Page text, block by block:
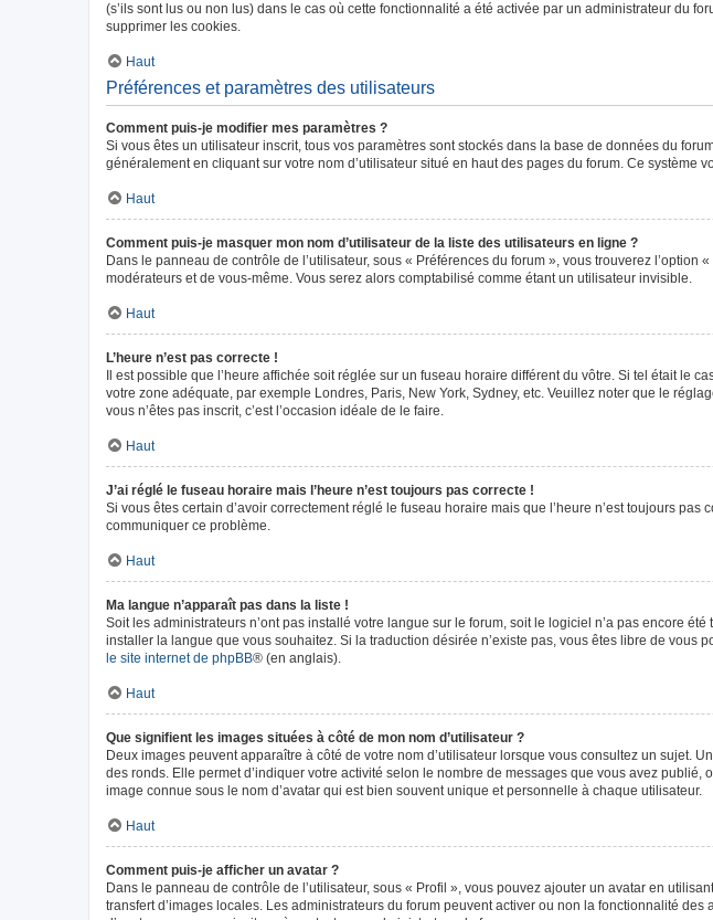
(s’ils sont lus ou non lus) dans le cas où cette fonctionnalité a été activée par un administrateur du
supprimer les cookies.
Haut
Préférences et paramètres des utilisateurs
Comment puis-je modifier mes paramètres ?
Si vous êtes un utilisateur inscrit, tous vos paramètres sont stockés dans la base de données du
généralement en cliquant sur votre nom d’utilisateur situé en haut des pages du forum. Ce système
Haut
Comment puis-je masquer mon nom d’utilisateur de la liste des utilisateurs en ligne ?
Dans le panneau de contrôle de l’utilisateur, sous « Préférences du forum », vous trouverez
modérateurs et de vous-même. Vous serez alors comptabilisé comme étant un utilisateur invisible.
Haut
L’heure n’est pas correcte !
Il est possible que l’heure affichée soit réglée sur un fuseau horaire différent du vôtre. Si tel était
votre zone adéquate, par exemple Londres, Paris, New York, Sydney, etc. Veuillez noter que le
vous n’êtes pas inscrit, c’est l’occasion idéale de le faire.
Haut
J’ai réglé le fuseau horaire mais l’heure n’est toujours pas correcte !
Si vous êtes certain d’avoir correctement réglé le fuseau horaire mais que l’heure n’est toujours
communiquer ce problème.
Haut
Ma langue n’apparaît pas dans la liste !
Soit les administrateurs n’ont pas installé votre langue sur le forum, soit le logiciel n’a pas encore
installer la langue que vous souhaitez. Si la traduction désirée n’existe pas, vous êtes libre de
le site internet de phpBB® (en anglais).
Haut
Que signifient les images situées à côté de mon nom d’utilisateur ?
Deux images peuvent apparaître à côté de votre nom d’utilisateur lorsque vous consultez un sujet.
des ronds. Elle permet d’indiquer votre activité selon le nombre de messages que vous avez
image connue sous le nom d’avatar qui est bien souvent unique et personnelle à chaque utilisateur.
Haut
Comment puis-je afficher un avatar ?
Dans le panneau de contrôle de l’utilisateur, sous « Profil », vous pouvez ajouter un avatar en
transfert d’images locales. Les administrateurs du forum peuvent activer ou non la fonctionnalité